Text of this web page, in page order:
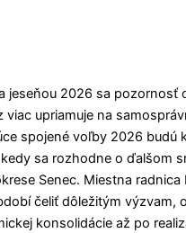
jeseňou 2026 sa pozornosť
viac upriamuje na
spojené voľby 2026 budú
sa rozhodne o ďalšom
Senec. Miestna
čeliť dôležitým výzvam,
konsolidácie až po